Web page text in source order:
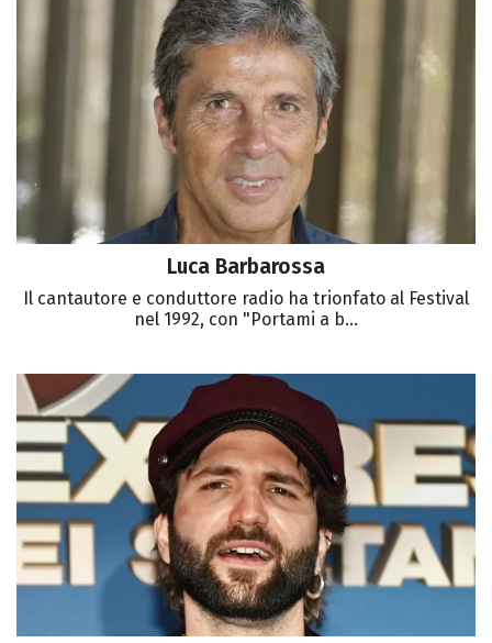
Luca Barbarossa
Il cantautore e conduttore radio ha trionfato al Festival
nel 1992, con "Portami a b...